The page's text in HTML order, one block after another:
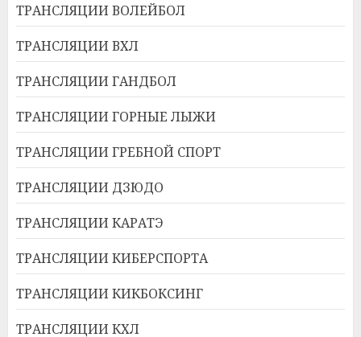
ТРАНСЛЯЦИИ ВОЛЕЙБОЛ
ТРАНСЛЯЦИИ ВХЛ
ТРАНСЛЯЦИИ ГАНДБОЛ
ТРАНСЛЯЦИИ ГОРНЫЕ ЛЫЖИ
ТРАНСЛЯЦИИ ГРЕБНОЙ СПОРТ
ТРАНСЛЯЦИИ ДЗЮДО
ТРАНСЛЯЦИИ КАРАТЭ
ТРАНСЛЯЦИИ КИБЕРСПОРТА
ТРАНСЛЯЦИИ КИКБОКСИНГ
ТРАНСЛЯЦИИ КХЛ